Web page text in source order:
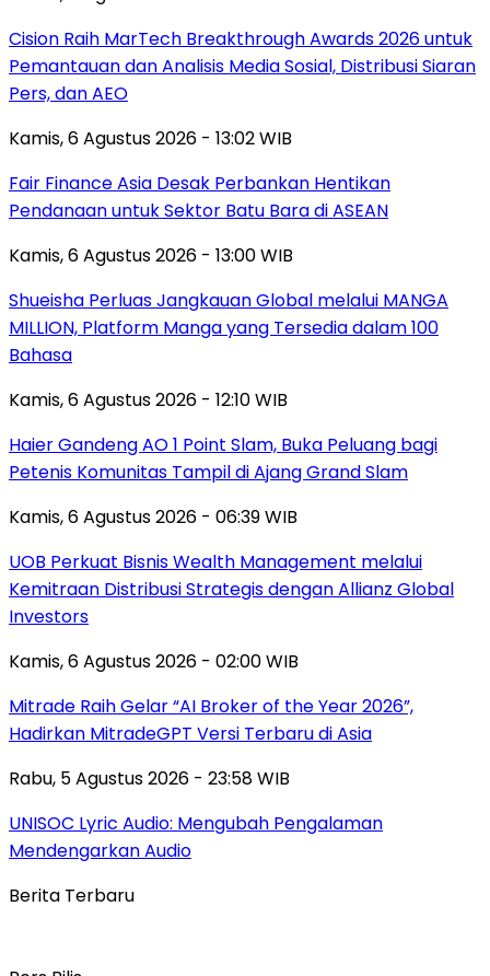
Cision Raih MarTech Breakthrough Awards 2026 untuk
Pemantauan dan Analisis Media Sosial, Distribusi Siaran
Pers, dan AEO
Kamis, 6 Agustus 2026 - 13:02 WIB
Fair Finance Asia Desak Perbankan Hentikan
Pendanaan untuk Sektor Batu Bara di ASEAN
Kamis, 6 Agustus 2026 - 13:00 WIB
Shueisha Perluas Jangkauan Global melalui MANGA
MILLION, Platform Manga yang Tersedia dalam 100
Bahasa
Kamis, 6 Agustus 2026 - 12:10 WIB
Haier Gandeng AO 1 Point Slam, Buka Peluang bagi
Petenis Komunitas Tampil di Ajang Grand Slam
Kamis, 6 Agustus 2026 - 06:39 WIB
UOB Perkuat Bisnis Wealth Management melalui
Kemitraan Distribusi Strategis dengan Allianz Global
Investors
Kamis, 6 Agustus 2026 - 02:00 WIB
Mitrade Raih Gelar “AI Broker of the Year 2026”,
Hadirkan MitradeGPT Versi Terbaru di Asia
Rabu, 5 Agustus 2026 - 23:58 WIB
UNISOC Lyric Audio: Mengubah Pengalaman
Mendengarkan Audio
Berita Terbaru